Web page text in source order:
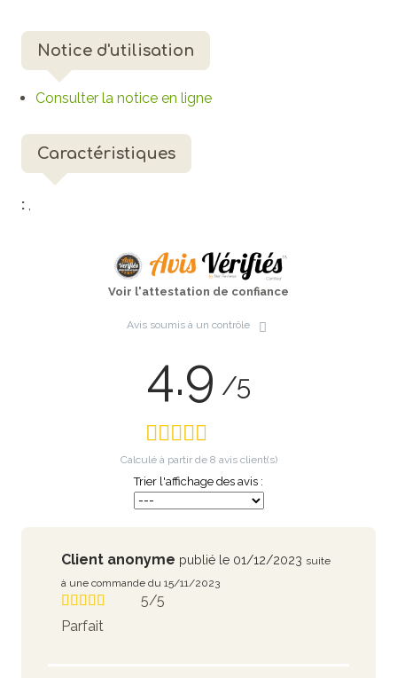
Notice d'utilisation
Consulter la notice en ligne
Caractéristiques
:
Voir l'attestation de confiance
Avis soumis à un contrôle
4.9 /5
Calculé à partir de 8 avis client(s)
Trier l'affichage des avis :
Client anonyme publié le 01/12/2023 suite
à une commande du 15/11/2023
5/5
Parfait